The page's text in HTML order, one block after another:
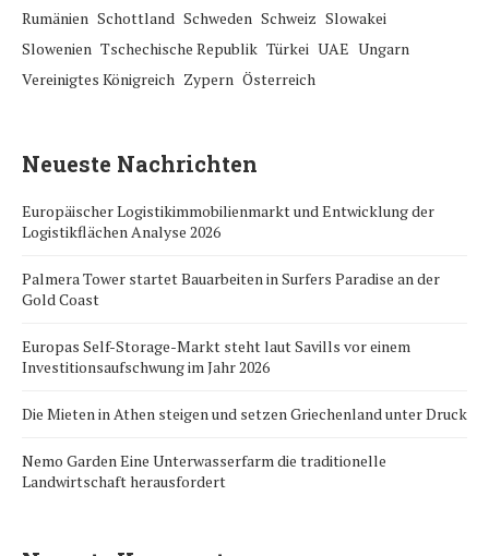
Rumänien Schottland Schweden Schweiz Slowakei
Slowenien Tschechische Republik Türkei UAE Ungarn
Vereinigtes Königreich Zypern Österreich
Neueste Nachrichten
Europäischer Logistikimmobilienmarkt und Entwicklung der
Logistikflächen Analyse 2026
Palmera Tower startet Bauarbeiten in Surfers Paradise an der
Gold Coast
Europas Self-Storage-Markt steht laut Savills vor einem
Investitionsaufschwung im Jahr 2026
Die Mieten in Athen steigen und setzen Griechenland unter Druck
Nemo Garden Eine Unterwasserfarm die traditionelle
Landwirtschaft herausfordert